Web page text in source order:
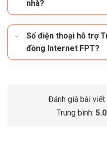
nhà?
Số điện thoại hỗ trợ
đồng Internet FPT?
Đánh giá bài viết
Trung bình: